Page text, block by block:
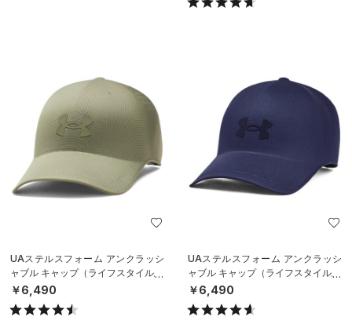
UAステルスフォーム アンクラッシ
ャブル キャップ（ライフスタイル/U
NISEX）
￥6,490
UAステルスフォーム アンクラッシ
ャブル キャップ（ライフスタイル/U
NISEX）
￥6,490